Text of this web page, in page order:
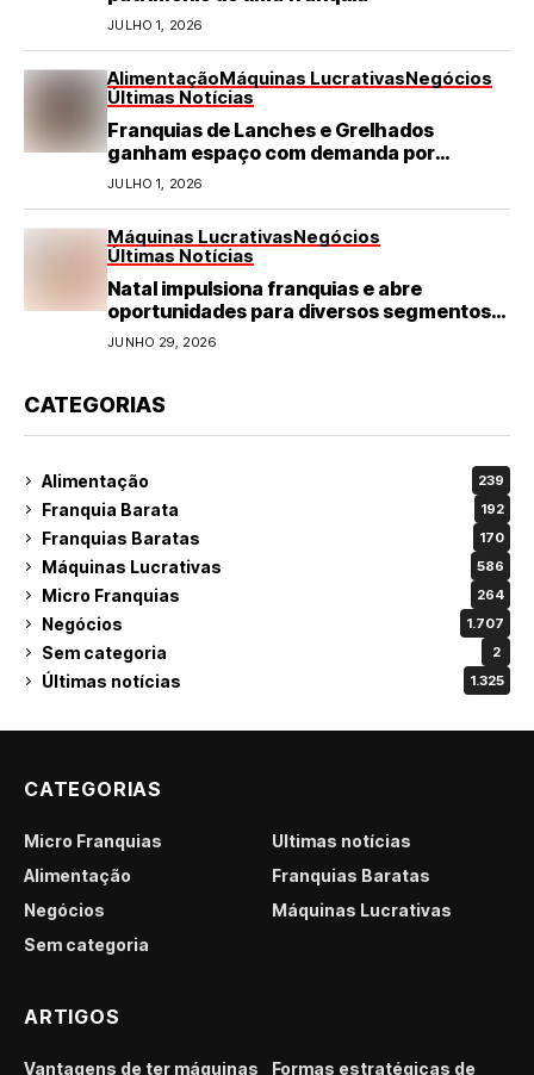
JULHO 1, 2026
AlimentaçãoMáquinas LucrativasNegócios
Últimas Notícias
Franquias de Lanches e Grelhados
ganham espaço com demanda por
refeições rápidas e de qualidade
JULHO 1, 2026
Máquinas LucrativasNegócios
Últimas Notícias
Natal impulsiona franquias e abre
oportunidades para diversos segmentos
do varejo
JUNHO 29, 2026
CATEGORIAS
Alimentação 239
Franquia Barata 192
Franquias Baratas 170
Máquinas Lucrativas 586
Micro Franquias 264
Negócios 1.707
Sem categoria 2
Últimas notícias 1.325
CATEGORIAS
Micro Franquias
Últimas notícias
Alimentação
Franquias Baratas
Negócios
Máquinas Lucrativas
Sem categoria
ARTIGOS
Vantagens de ter máquinas Formas estratégicas de